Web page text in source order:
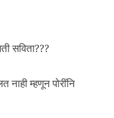
सविता???
म्हणून पोरींनि